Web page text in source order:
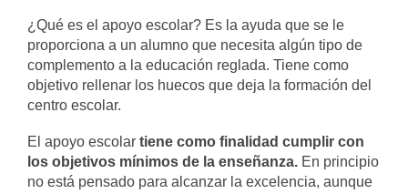
¿Qué es el apoyo escolar? Es la ayuda que se le
proporciona a un alumno que necesita algún tipo de
complemento a la educación reglada. Tiene como
objetivo rellenar los huecos que deja la formación del
centro escolar.
El apoyo escolar tiene como finalidad cumplir con
los objetivos mínimos de la enseñanza. En principio
no está pensado para alcanzar la excelencia, aunque